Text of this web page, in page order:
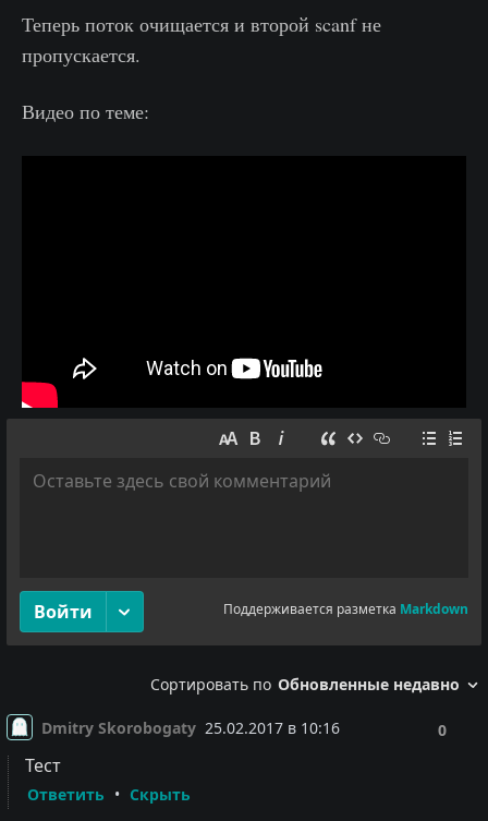
Теперь поток очищается и второй scanf не
пропускается.
Видео по теме: